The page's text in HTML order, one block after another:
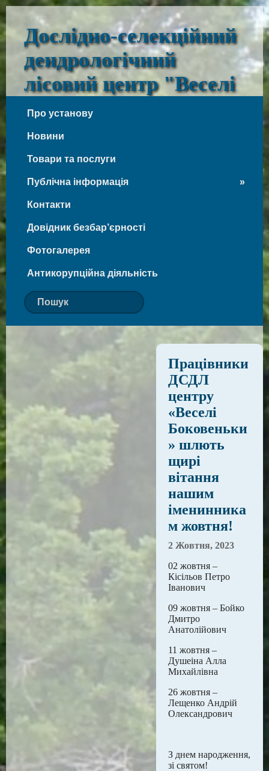
Дослідно-селекційний
дендрологічний
лісовий центр "Веселі
Боковеньки"
Веселі Боковеньки
Про установу
Новини
Товари та послуги
Публічна інформація
Контакти
Довідник безбар’єрності
Фотогалерея
Антикорупційна діяльність
Працівники
ДСДЛ
центру
«Веселі
Боковеньки
» шлють
щирі
вітання
нашим
іменинника
м жовтня!
2 Жовтня, 2023
02 жовтня –
Кісільов Петро
Іванович
09 жовтня – Бойко
Дмитро
Анатолійович
11 жовтня –
Душеіна Алла
Михайлівна
26 жовтня –
Лещенко Андрій
Олександрович
З днем народження,
зі святом!